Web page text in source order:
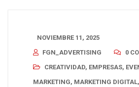
NOVIEMBRE 11, 2025
FGN_ADVERTISING
0
CREATIVIDAD, EMPRESAS,
MARKETING, MARKETING DIGITAL,